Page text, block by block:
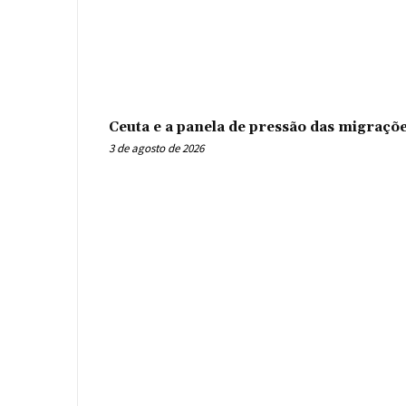
Ceuta e a panela de pressão das
3 de agosto de 2026